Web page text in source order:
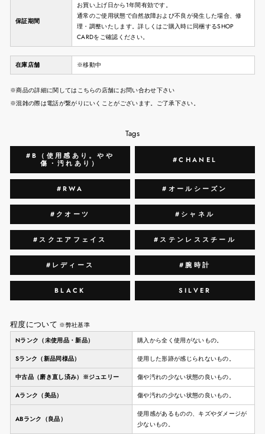
保証期間
お買い上げ日から1年間有効です。
通常のご使用状態で自然故障および不良が発生した場合、修
理・調整いたします。詳しくはご購入時に同梱するSHOP
CARDをご確認ください。
在庫店舗 ※移動中
※商品の詳細に関してはこちらの店舗にお問い合わせ下さい
※混雑の際は電話が繋がりにいくことがございます。ご了承下さい。
Tags
#B（使用感あり。やや
傷・汚れあり）
#CHANEL
#RWA #オールシーズン
#クオーツ #シャネル
#スクエアフェイス #ステンレススチール
#レディース #腕時計
BLACK SILVER
程度について ※弊社基準
Nランク（未使用品・新品）
購入から全く使用がないもの。
Sランク（新品同様品） 使用した形跡が感じられないもの。
中古品（磨き直し済み）※ジュエリー 傷や汚れの少ない状態の良いもの。
Aランク（美品） 傷や汚れの少ない状態の良いもの。
ABランク（良品）
使用感があるものの、キズやダメージが
少ないもの。